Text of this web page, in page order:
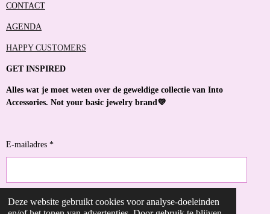
Deze website gebruikt cookies voor analyse-doeleinden
CONTACT
AGENDA
HAPPY CUSTOMERS
GET INSPIRED
Alles wat je moet weten over de geweldige collectie van Into
Accessories. Not your basic jewelry brand💜
E-mailadres *
VERZENDEN